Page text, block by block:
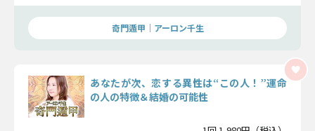
奇門遁甲｜アーロン千生
あなたが次、恋する異性は“この人！”運命
の人の特徴＆結婚の可能性